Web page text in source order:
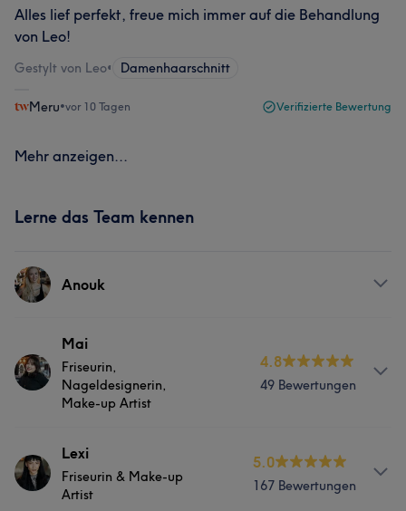
Alles lief perfekt, freue mich immer auf die Behandlung
von Leo!
Gestylt von Leo• Damenhaarschnitt
Meru•vor 10 Tagen Verifizierte Bewertung
Mehr anzeigen...
Lerne das Team kennen
Anouk
Services
Friseur
Mai
Friseurin,
Nageldesignerin,
Make-up Artist
4.8
49 Bewertungen
Info
Mai bringt im Friseurhandwerk nicht nur meisterhafte
Razor-Cut-Techniken und Talent europäische Haaren in
Lexi
Friseurin & Make-up
Artist
5.0
167 Bewertungen